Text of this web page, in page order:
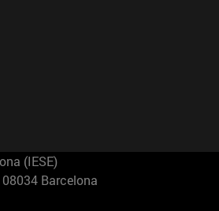
(IESE)
Barcelona